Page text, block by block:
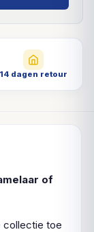
14 dagen retour
of
collectie toe